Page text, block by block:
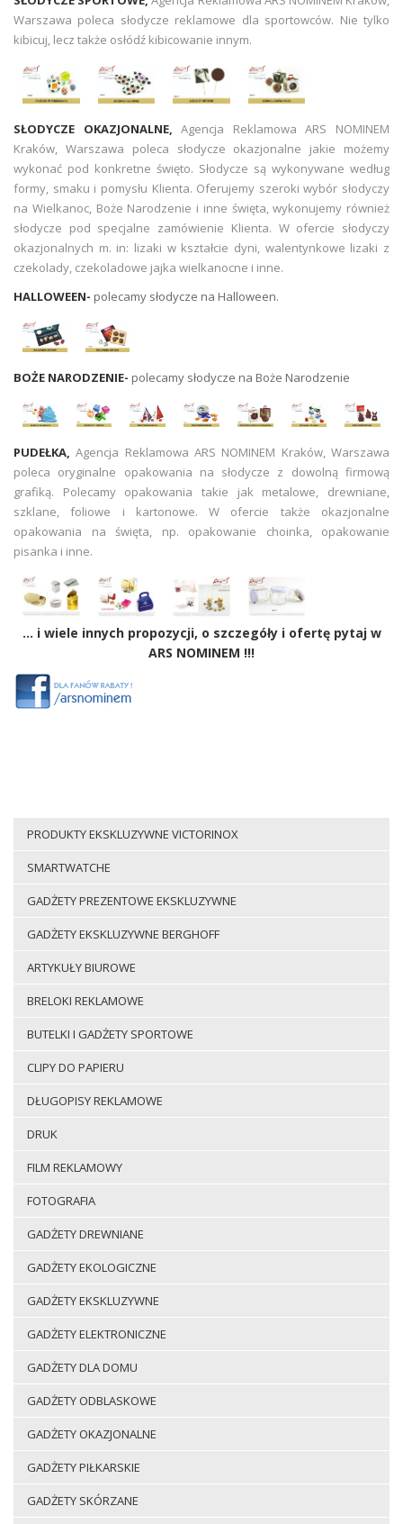
Warszawa poleca słodycze reklamowe dla sportowców. Nie tylko
kibicuj, lecz także osłódź kibicowanie innym.
SŁODYCZE OKAZJONALNE, Agencja Reklamowa ARS NOMINEM
Kraków, Warszawa poleca słodycze okazjonalne jakie możemy
wykonać pod konkretne święto. Słodycze są wykonywane według
formy, smaku i pomysłu Klienta. Oferujemy szeroki wybór słodyczy
na Wielkanoc, Boże Narodzenie i inne święta, wykonujemy również
słodycze pod specjalne zamówienie Klienta. W ofercie słodyczy
okazjonalnych m. in: lizaki w kształcie dyni, walentynkowe lizaki z
czekolady, czekoladowe jajka wielkanocne i inne.
HALLOWEEN- polecamy słodycze na Halloween.
BOŻE NARODZENIE- polecamy słodycze na Boże Narodzenie
PUDEŁKA, Agencja Reklamowa ARS NOMINEM Kraków, Warszawa
poleca oryginalne opakowania na słodycze z dowolną firmową
grafiką. Polecamy opakowania takie jak metalowe, drewniane,
szklane, foliowe i kartonowe. W ofercie także okazjonalne
opakowania na święta, np. opakowanie choinka, opakowanie
pisanka i inne.
... i wiele innych propozycji, o szczegóły i ofertę pytaj w
ARS NOMINEM !!!
PRODUKTY EKSKLUZYWNE VICTORINOX
SMARTWATCHE
GADŻETY PREZENTOWE EKSKLUZYWNE
GADŻETY EKSKLUZYWNE BERGHOFF
ARTYKUŁY BIUROWE
BRELOKI REKLAMOWE
BUTELKI I GADŻETY SPORTOWE
CLIPY DO PAPIERU
DŁUGOPISY REKLAMOWE
DRUK
FILM REKLAMOWY
FOTOGRAFIA
GADŻETY DREWNIANE
GADŻETY EKOLOGICZNE
GADŻETY EKSKLUZYWNE
GADŻETY ELEKTRONICZNE
GADŻETY DLA DOMU
GADŻETY ODBLASKOWE
GADŻETY OKAZJONALNE
GADŻETY PIŁKARSKIE
GADŻETY SKÓRZANE